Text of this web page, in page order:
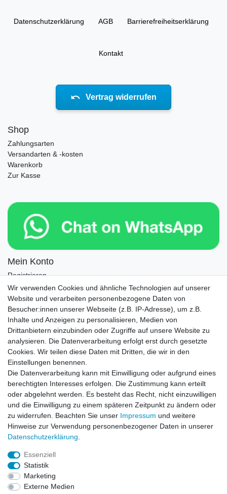
Daten­schutz­erklärung AGB Barrierefreiheitserklärung
Kontakt
Vertrag widerrufen
Shop
Zahlungsarten
Versandarten & -kosten
Warenkorb
Zur Kasse
Mein Konto
Registrieren
Login
Newsletter
E-MAIL **
Newsletter
Honig
Hiermit bestätige ich, dass ich die
Einwilligung kann ich jederzeit widerrufen.**
Abonnieren
** Hierbei handelt es sich um ein Pflichtfeld.
Wir verwenden Cookies und ähnliche Technologien auf unserer
Website und verarbeiten personenbezogene Daten von
Besucher:innen unserer Webseite (z.B. IP-Adresse), um z.B.
Inhalte und Anzeigen zu personalisieren, Medien von
Drittanbietern einzubinden oder Zugriffe auf unsere Website zu
analysieren. Die Datenverarbeitung erfolgt erst durch gesetzte
Cookies. Wir teilen diese Daten mit Dritten, die wir in den
Einstellungen benennen.
Die Datenverarbeitung kann mit Einwilligung oder aufgrund eines
berechtigten Interesses erfolgen. Die Zustimmung kann erteilt
oder abgelehnt werden. Es besteht das Recht, nicht einzuwilligen
und die Einwilligung zu einem späteren Zeitpunkt zu ändern oder
zu widerrufen. Beachten Sie unser Impressum und weitere
Hinweise zur Verwendung personenbezogener Daten in unserer
Daten­schutz­erklärung
Essenziell
Statistik
Marketing
Externe Medien